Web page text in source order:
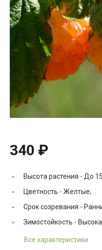
340 ₽
Высота растения - До
Цветность - Желтые;
Срок созревания -
Зимостойкость -
Все характеристики